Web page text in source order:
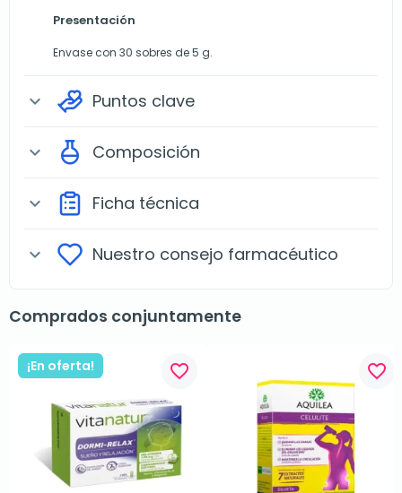
Presentación
Envase con 30 sobres de 5 g.
expand_more Puntos clave
expand_more Composición
expand_more Ficha técnica
expand_more Nuestro consejo farmacéutico
Comprados conjuntamente
¡En oferta! favorite_border favorite_border